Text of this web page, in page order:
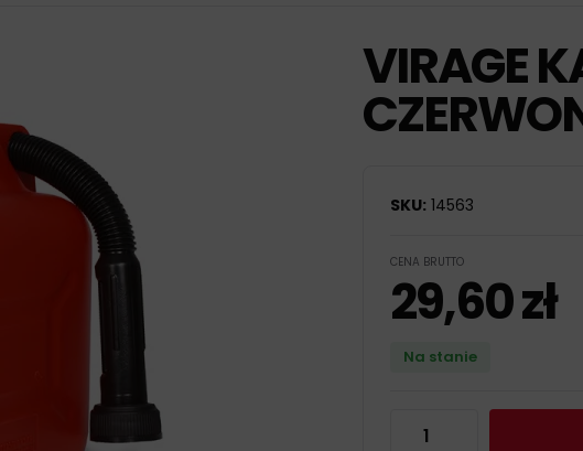
VIRAGE
SKU: 14563
CENA BRUTTO
29,60zł
Na stanie